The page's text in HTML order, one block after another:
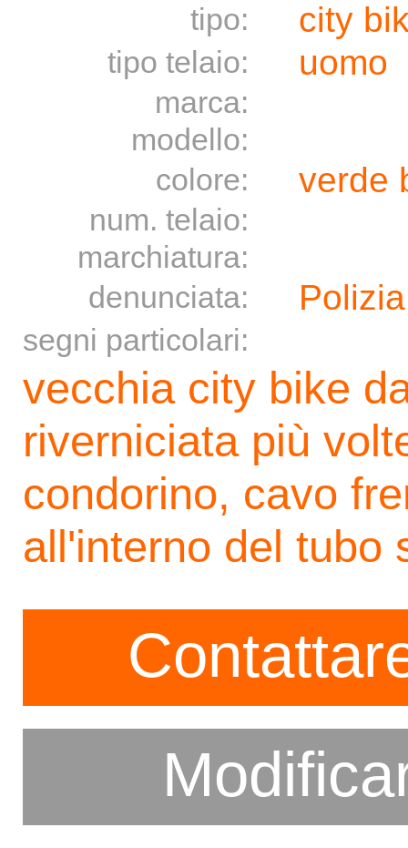
tipo: city
tipo telaio: uomo
marca:
modello:
colore:
verde
num. telaio:
marchiatura:
denunciata:
segni particolari:
vecchia city bike
riverniciata più
condorino, cavo
all'interno del tubo